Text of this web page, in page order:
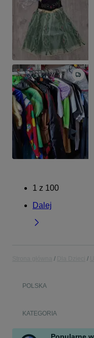
1 z 100
Dalej
POLSKA
KATEGORIA